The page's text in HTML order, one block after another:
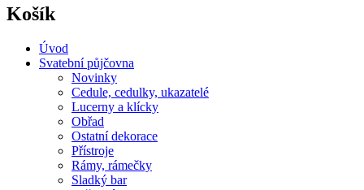
Košík
Úvod
Svatební půjčovna
Novinky
Cedule, cedulky, ukazatelé
Lucerny a klícky
Obřad
Ostatní dekorace
Přístroje
Rámy, rámečky
Sladký bar